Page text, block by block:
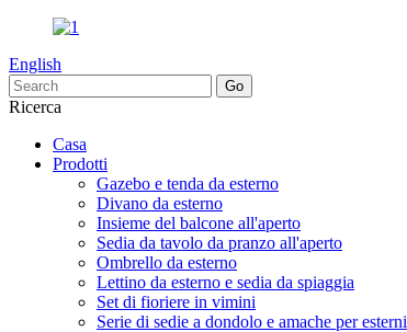
English
Ricerca
Casa
Prodotti
Gazebo e tenda da esterno
Divano da esterno
Insieme del balcone all'aperto
Sedia da tavolo da pranzo all'aperto
Ombrello da esterno
Lettino da esterno e sedia da spiaggia
Set di fioriere in vimini
Serie di sedie a dondolo e amache per esterni